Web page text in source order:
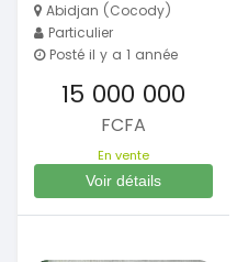
Abidjan (Cocody)
Particulier
Posté il y a 1 année
15 000 000
FCFA
En vente
Voir détails